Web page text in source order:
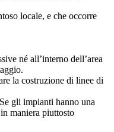
locale, e che occorre
né all’interno dell’area
la costruzione di linee di
gli impianti hanno una
maniera piuttosto